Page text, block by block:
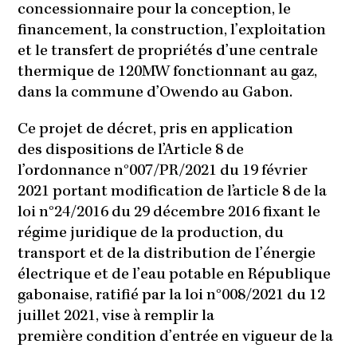
concessionnaire pour la conception, le
financement, la construction, l’exploitation
et le transfert de propriétés d’une centrale
thermique de 120MW fonctionnant au gaz,
dans la commune d’Owendo au Gabon.
Ce projet de décret, pris en application
des dispositions de l’Article 8 de
l’ordonnance n°007/PR/2021 du 19 février
2021 portant modification de l’article 8 de la
loi n°24/2016 du 29 décembre 2016 fixant le
régime juridique de la production, du
transport et de la distribution de l’énergie
électrique et de l’eau potable en République
gabonaise, ratifié par la loi n°008/2021 du 12
juillet 2021, vise à remplir la
première condition d’entrée en vigueur de la